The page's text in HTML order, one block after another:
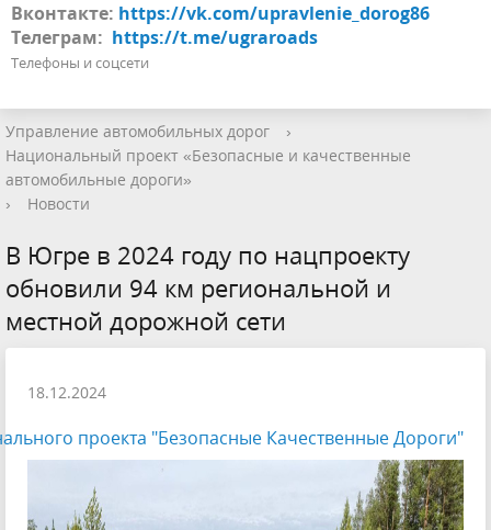
Вконтакте: https://vk.com/upravlenie_dorog86
Телеграм: https://t.me/ugraroads
Телефоны и соцсети
Управление автомобильных дорог
›
Национальный проект «Безопасные и качественные
автомобильные дороги»
›
Новости
В Югре в 2024 году по нацпроекту
обновили 94 км региональной и
местной дорожной сети
18.12.2024
проекта "Безопасные Качественные Дороги"